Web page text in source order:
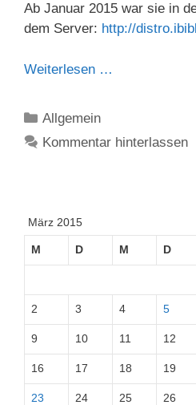
Ab Januar 2015 war sie in
dem Server: http://
Weiterlesen …
Kategorien
Allgemein
Kommentar hinterlassen
März 2015
M D M D
2 3 4 5
9 10 11 12
16 17 18 19
23 24 25 26